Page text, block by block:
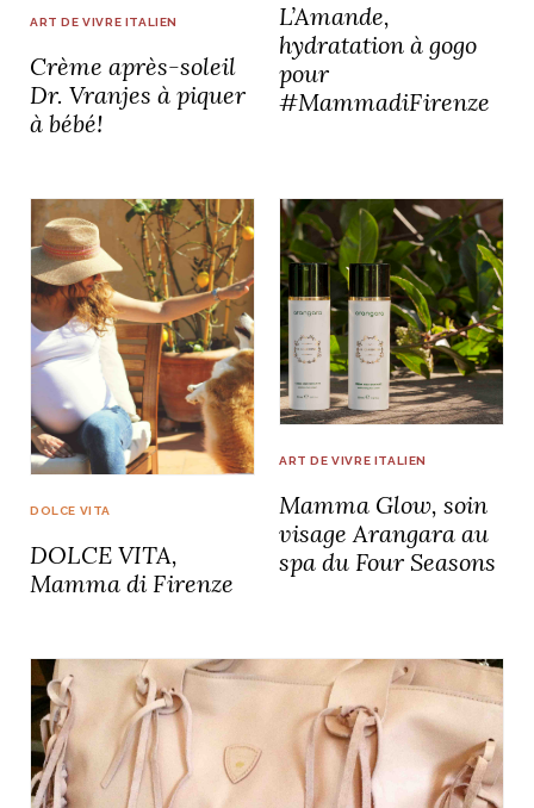
ART DE VIVRE ITALIEN
Crème après-soleil
Dr. Vranjes à piquer
à bébé!
L’Amande,
hydratation à gogo
pour
#MammadiFirenze
DOLCE VITA
DOLCE VITA,
Mamma di Firenze
ART DE VIVRE ITALIEN
Mamma Glow, soin
visage Arangara au
spa du Four Seasons